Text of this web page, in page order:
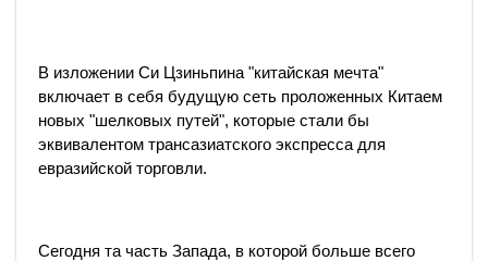
В изложении Си Цзиньпина "китайская мечта"
включает в себя будущую сеть проложенных Китаем
новых "шелковых путей", которые стали бы
эквивалентом трансазиатского экспресса для
евразийской торговли.
Сегодня та часть Запада, в которой больше всего